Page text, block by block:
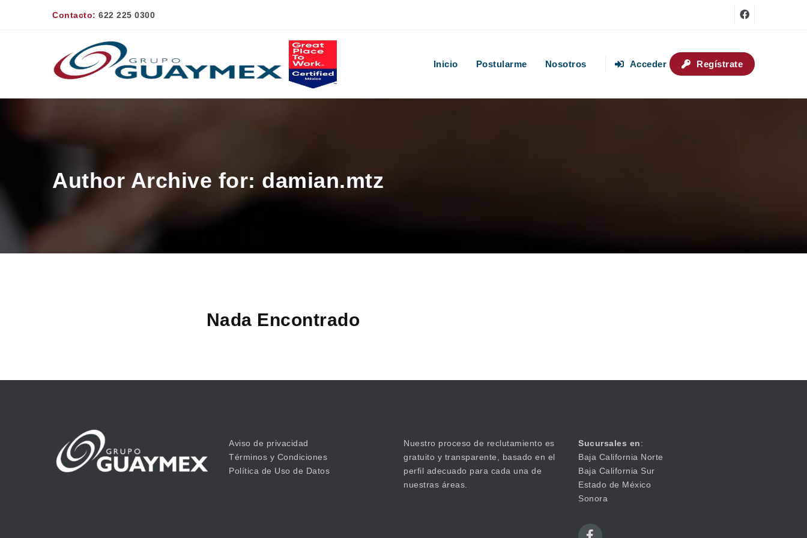
Contacto: 622 225 0300
Inicio Postularme Nosotros Acceder Regístrate
Author Archive for: damian.mtz
Nada Encontrado
Aviso de privacidad
Términos y Condiciones
Política de Uso de Datos
Nuestro proceso de reclutamiento es
gratuito y transparente, basado en el
perfil adecuado para cada una de
nuestras áreas.
Sucursales en:
Baja California Norte
Baja California Sur
Estado de México
Sonora